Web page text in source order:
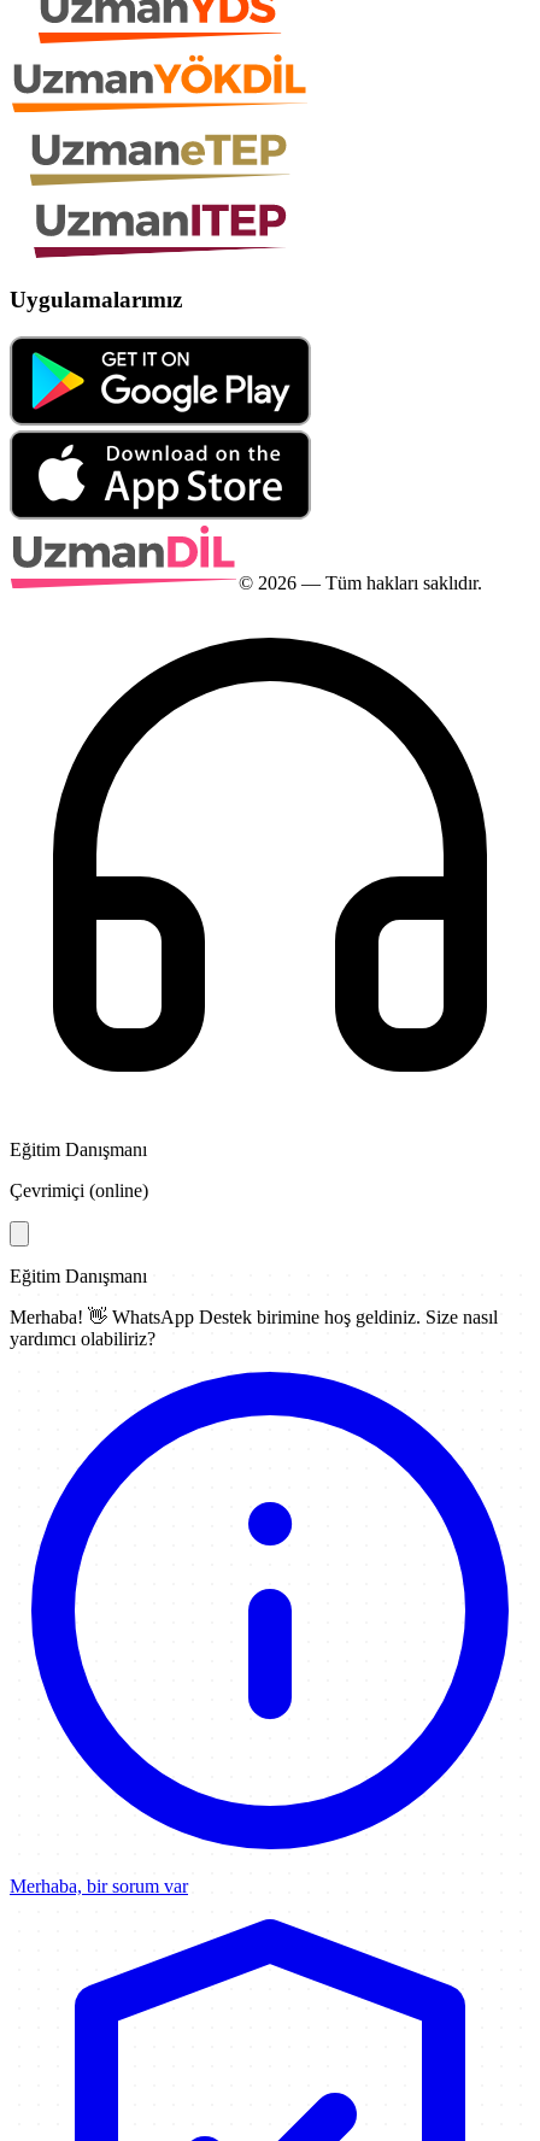
Uygulamalarımız
© 2026 — Tüm hakları saklıdır.
Eğitim Danışmanı
Çevrimiçi (online)
Eğitim Danışmanı
Merhaba! 👋 WhatsApp Destek birimine hoş geldiniz. Size nasıl
yardımcı olabiliriz?
Merhaba, bir sorum var